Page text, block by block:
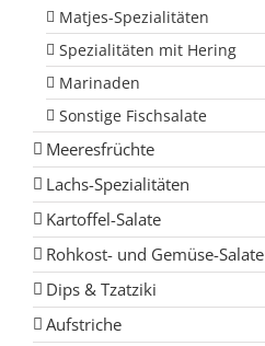
Matjes-Spezialitäten
Spezialitäten mit Hering
Marinaden
Sonstige Fischsalate
Meeresfrüchte
Lachs-Spezialitäten
Kartoffel-Salate
Rohkost- und Gemüse-Salate
Dips & Tzatziki
Aufstriche